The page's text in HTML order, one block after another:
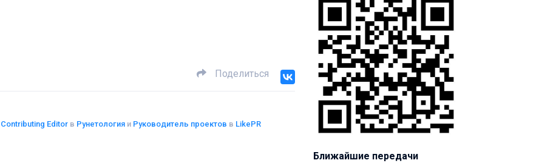
Поделиться
Contributing Editor в Рунетология и Руководитель проектов в LikePR
Ближайшие передачи